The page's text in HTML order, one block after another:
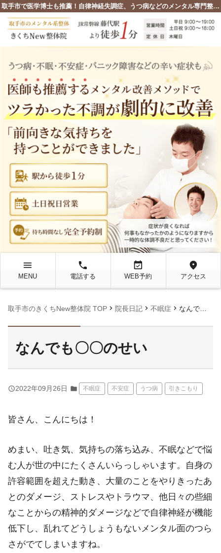
取手市で医学博士も推薦！自律神経失調症、うつ病などのメンタル専門整体院
menu
MENU
local_phone
電話する
event_available
WEB予約
location_on
アクセス
取手市のきくちNew整体院 TOP chevron_right 院長日記 chevron_right 不眠症 chevron_right なんでも〇〇のせい
なんでも〇〇のせい
query_builder2022年09月26日 folder 不眠症 不安症 うつ病 引きこもり
皆さん、こんにちは！
めまい、吐き気、気持ちの落ち込み、不眠などで悩
む人が世の中にたくさんいらっしゃいます。自身の
許容範囲を超えた動き、大量のことをやりきったあ
とのダメージ、ストレスやトラウマ、他日々の些細
なことからの精神的ダメージなどで自律神経が機能
低下し、乱れてどうしょうもないメンタル面のつら
さがでてしまいますね。